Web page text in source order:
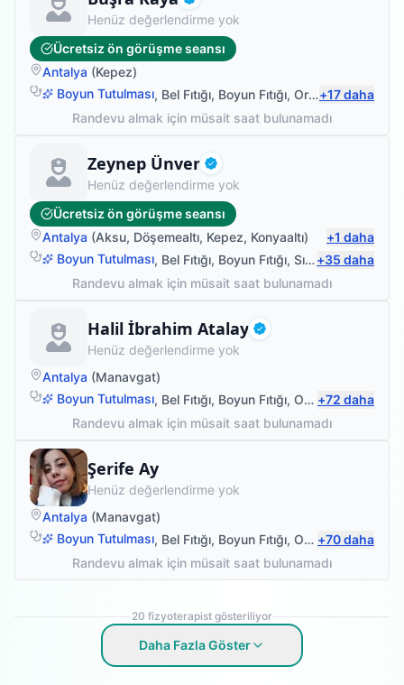
Doğrulanmış
Henüz değerlendirme yok
Ücretsiz ön görüşme seansı
Antalya (Kepez)
Boyun Tutulması, Bel Fıtığı, Boyun Fıtığı, Ortopedik Fizyoterapi +17daha
Randevu almak için müsait saat bulunamadı
Zeynep Ünver Doğrulanmış
Fizyoterapist
Henüz değerlendirme yok
Ücretsiz ön görüşme seansı
Antalya (Aksu, Döşemealtı, Kepez, Konyaaltı) +1 daha
Boyun Tutulması, Bel Fıtığı, Boyun Fıtığı, Sırt Ağrısı +35 daha
Randevu almak için müsait saat bulunamadı
Halil İbrahim Atalay Doğrulanmış
Fizyoterapist
Henüz değerlendirme yok
Antalya (Manavgat)
Boyun Tutulması, Bel Fıtığı, Boyun Fıtığı, Omuz Bağ Yaralanması +72 daha
Randevu almak için müsait saat bulunamadı
Şerife Ay
Fizyoterapist
Henüz değerlendirme yok
Antalya (Manavgat)
Boyun Tutulması, Bel Fıtığı, Boyun Fıtığı, Omuz Bağ Yaralanması +70daha
Randevu almak için müsait saat bulunamadı
20 fizyoterapist gösteriliyor
Daha Fazla Göster